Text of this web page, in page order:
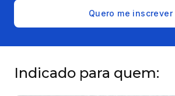
Quero me inscrever
Indicado para quem: